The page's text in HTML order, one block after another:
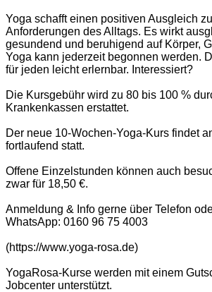
Yoga schafft einen positiven Ausgleich
Anforderungen des Alltags. Es wirkt
gesundend und beruhigend auf Körper,
Yoga kann jederzeit begonnen werden.
für jeden leicht erlernbar. Interessiert?
Die Kursgebühr wird zu 80 bis 100 %
Krankenkassen erstattet.
Der neue 10-Wochen-Yoga-Kurs findet
fortlaufend statt.
Offene Einzelstunden können auch
zwar für 18,50 €.
Anmeldung & Info gerne über Telefon
WhatsApp: 0160 96 75 4003
(https://www.yoga-rosa.de)
YogaRosa-Kurse werden mit einem
Jobcenter unterstützt.